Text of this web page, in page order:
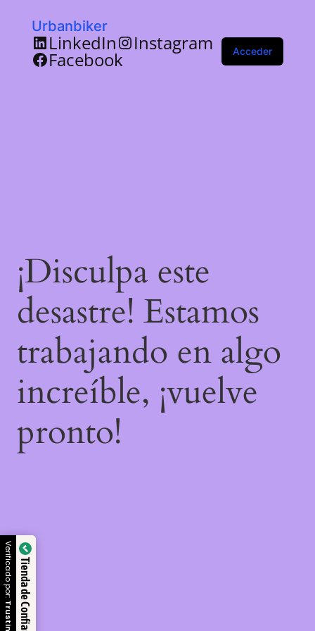
Urbanbiker
LinkedIn Instagram
Facebook Acceder
¡Disculpa este
desastre! Estamos
trabajando en algo
increíble, ¡vuelve
pronto!
Tienda de Confianza
Verificado por: